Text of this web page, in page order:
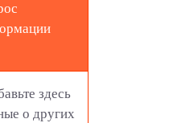
здесь
о других